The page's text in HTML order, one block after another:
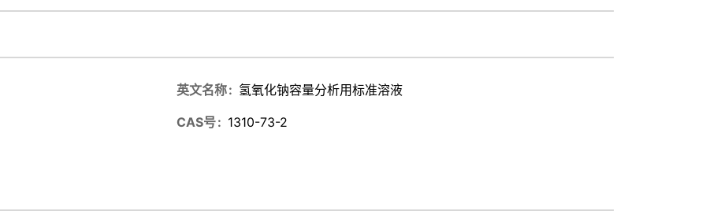
英文名称 氢氧化钠容量分析用标准溶液
CAS号 1310-73-2